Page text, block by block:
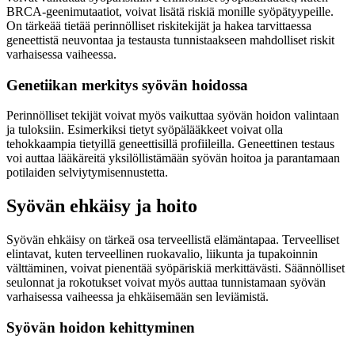
BRCA-geenimutaatiot, voivat lisätä riskiä monille syöpätyypeille.
On tärkeää tietää perinnölliset riskitekijät ja hakea tarvittaessa
geneettistä neuvontaa ja testausta tunnistaakseen mahdolliset riskit
varhaisessa vaiheessa.
Genetiikan merkitys syövän hoidossa
Perinnölliset tekijät voivat myös vaikuttaa syövän hoidon valintaan
ja tuloksiin. Esimerkiksi tietyt syöpälääkkeet voivat olla
tehokkaampia tietyillä geneettisillä profiileilla. Geneettinen testaus
voi auttaa lääkäreitä yksilöllistämään syövän hoitoa ja parantamaan
potilaiden selviytymisennustetta.
Syövän ehkäisy ja hoito
Syövän ehkäisy on tärkeä osa terveellistä elämäntapaa. Terveelliset
elintavat, kuten terveellinen ruokavalio, liikunta ja tupakoinnin
välttäminen, voivat pienentää syöpäriskiä merkittävästi. Säännölliset
seulonnat ja rokotukset voivat myös auttaa tunnistamaan syövän
varhaisessa vaiheessa ja ehkäisemään sen leviämistä.
Syövän hoidon kehittyminen